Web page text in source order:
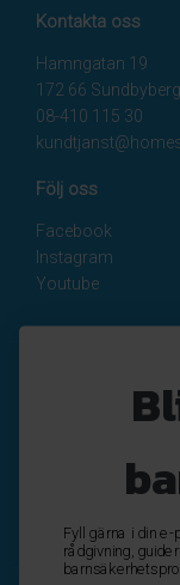
Kontakta oss
Hamngatan 19
172 66 Sundbyberg
08-410 115 30
Följ oss
Facebook
Instagram
Youtube
Nyhetsbrev
Fyll gärna i din
rådgivning,